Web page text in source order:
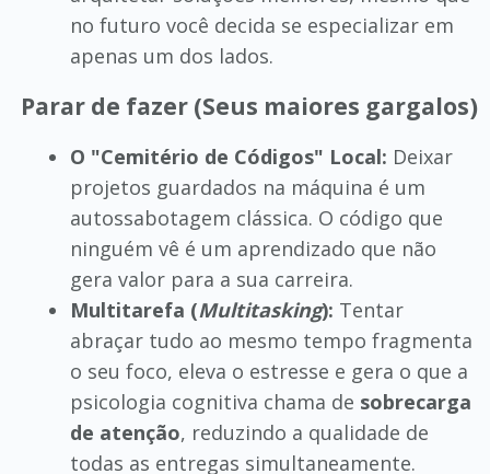
no futuro você decida se especializar em
apenas um dos lados.
Parar de fazer (Seus maiores gargalos)
O "Cemitério de Códigos" Local: Deixar
projetos guardados na máquina é um
autossabotagem clássica. O código que
ninguém vê é um aprendizado que não
gera valor para a sua carreira.
Multitarefa (Multitasking): Tentar
abraçar tudo ao mesmo tempo fragmenta
o seu foco, eleva o estresse e gera o que a
psicologia cognitiva chama de sobrecarga
de atenção, reduzindo a qualidade de
todas as entregas simultaneamente.